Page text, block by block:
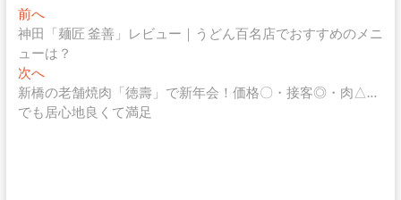
投
稿
ナ
ビ
前へ過
去
の
投
稿:
神田「麺匠 釜善」レビュー｜うどん百名店でおすすめのメニ
ューは？
次へ次
の
投
新橋の老舗焼肉「徳壽」で新年会！価格〇・接客◎・肉△…
でも居心地良くて満足